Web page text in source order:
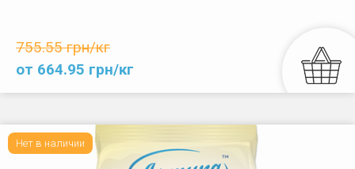
755.55 грн/кг
от 664.95 грн/кг
Нет в наличии